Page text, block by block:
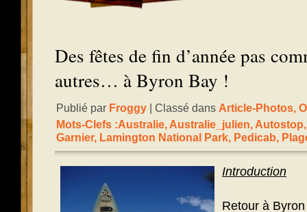
Des fêtes de fin d’année pas
autres… à Byron Bay !
Publié par Froggy | Classé dans Article-Photos,
Mots-Clefs :Australie, Australie_julien, Autostop
Garnier, Lamington National Park, Pedicab,
Introduction
.
Retour à